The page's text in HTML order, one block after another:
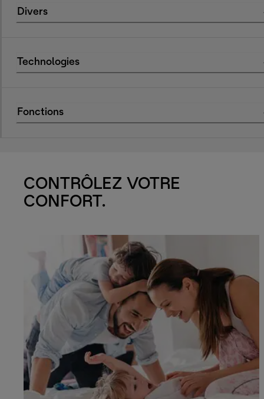
Divers
Technologies
Fonctions
CONTRÔLEZ VOTRE
CONFORT.